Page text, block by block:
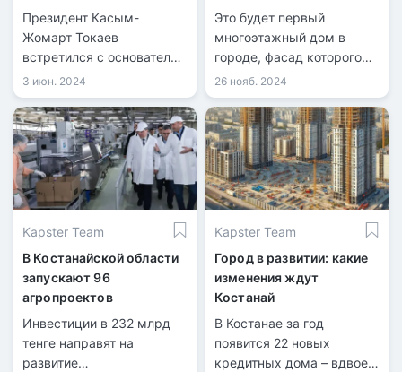
Президент Касым-
Жомарт Токаев
встретился с основателем
Orbis Kazakhstan
Фаррухом Махмудовым.
3 июн. 2024
тенге
Это будет первый
многоэтажный дом в
городе, фасад которого
соответствует дизайн-
код.
26 нояб. 2024
Kapster Team
В Костанайской области
запускают 96
агропроектов
Инвестиции в 232 млрд
тенге направят на
развитие
Kapster Team
Город в развитии: какие
изменения ждут
Костанай
В Костанае за год
появится 22 новых
кредитных дома – вдвое